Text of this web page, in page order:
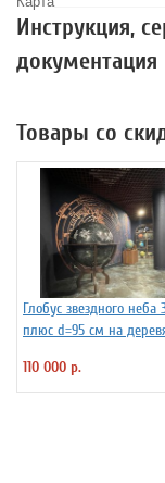
Инструкция,
документация
Товары со
Глобус звездного неба
плюс d=95 см на
подставка на ножках ,
110 000 р.